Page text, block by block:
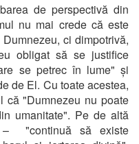
de perspectivă din
nu mai crede că este
ci dimpotrivă,
obligat să se justifice
se petrec în lume" și
de El. Cu toate acestea,
"Dumnezeu nu poate
umanitate". Pe de altă
– "continuă să existe